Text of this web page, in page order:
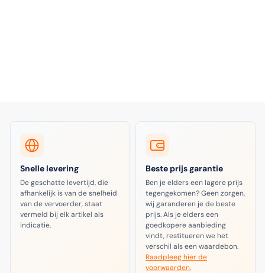
Snelle levering
De geschatte levertijd, die
afhankelijk is van de snelheid
van de vervoerder, staat
vermeld bij elk artikel als
indicatie.
Beste prijs garantie
Ben je elders een lagere prijs
tegengekomen? Geen zorgen,
wij garanderen je de beste
prijs. Als je elders een
goedkopere aanbieding
vindt, restitueren we het
verschil als een waardebon.
Raadpleeg hier de
voorwaarden.